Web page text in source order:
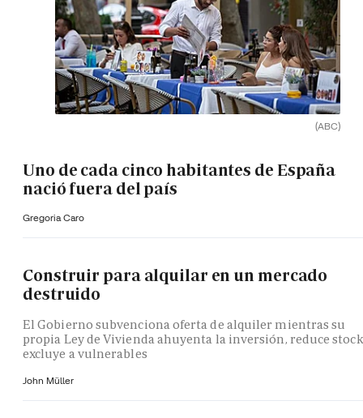
(ABC)
Uno de cada cinco habitantes de España
nació fuera del país
Gregoria Caro
Construir para alquilar en un mercado
destruido
El Gobierno subvenciona oferta de alquiler mientras su
propia Ley de Vivienda ahuyenta la inversión, reduce
excluye a vulnerables
John Müller